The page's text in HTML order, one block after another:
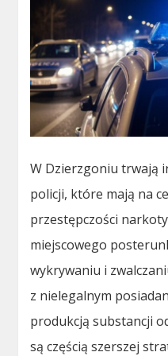
W Dzierzgoniu trwają
policji, które mają na
przestępczości
miejscowego
wykrywaniu i
z nielegalnym
produkcją substancji
są częścią szerszej